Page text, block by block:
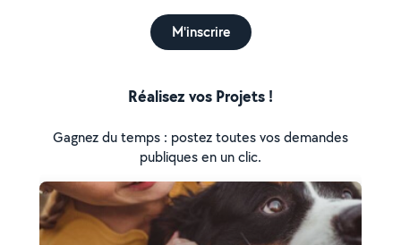
M'inscrire
Réalisez vos Projets !
Gagnez du temps : postez toutes vos demandes
publiques en un clic.